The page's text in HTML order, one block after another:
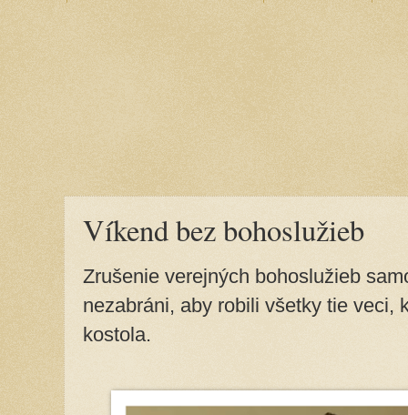
Víkend bez bohoslužieb
Zrušenie verejných bohoslužieb
nezabráni, aby robili všetky tie veci,
kostola.